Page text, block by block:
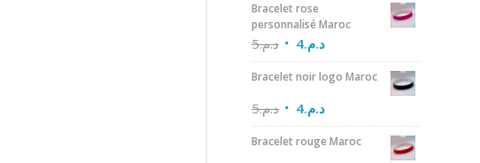
Bracelet rose
personnalisé Maroc
د.م.5 د.م.4
Bracelet noir logo Maroc
د.م.5 د.م.4
Bracelet rouge Maroc